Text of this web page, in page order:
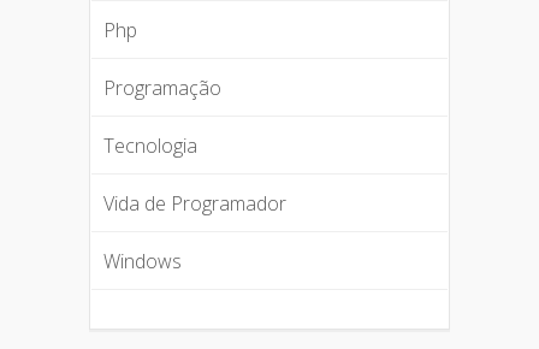
Php
Programação
Tecnologia
Vida de Programador
Windows